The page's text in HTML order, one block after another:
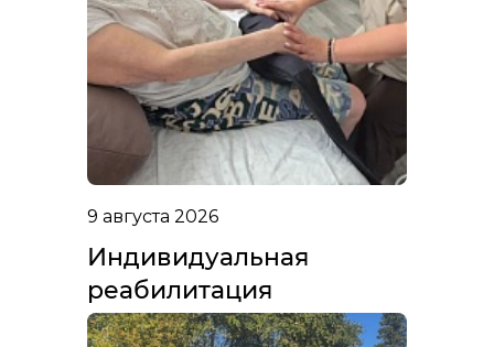
9 августа 2026
Индивидуальная
реабилитация